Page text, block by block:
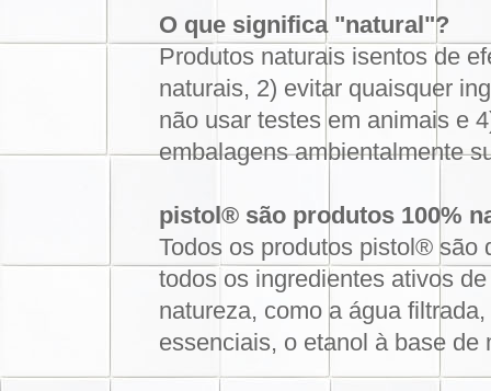
O que significa "natural"?
Produtos naturais isentos de
naturais, 2) evitar quaisquer
não usar testes em animais e
embalagens ambientalmente
pistol® são produtos 100%
Todos os produtos pistol® são
todos os ingredientes ativos
natureza, como a água
essenciais, o etanol à base